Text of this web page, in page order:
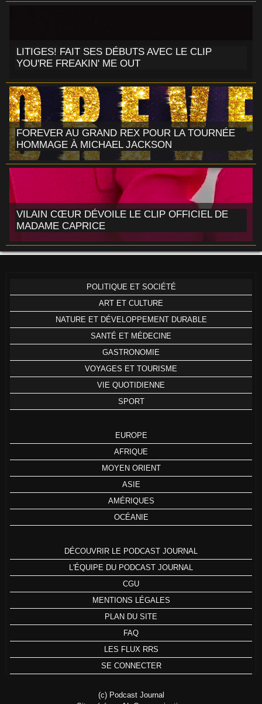
LITIGES! FAIT SES DÉBUTS AVEC LE CLIP
YOU'RE FREAKIN' ME OUT
FOREVER AU GRAND REX POUR LA TOURNÉE
HOMMAGE À MICHAEL JACKSON
VILAIN CŒUR DÉVOILE LE CLIP OFFICIEL DE
MADAME CAPRICE
POLITIQUE ET SOCIÉTÉ
ART ET CULTURE
NATURE ET DÉVELOPPEMENT DURABLE
SANTÉ ET MÉDECINE
GASTRONOMIE
VOYAGES ET TOURISME
VIE QUOTIDIENNE
SPORT
EUROPE
AFRIQUE
MOYEN ORIENT
ASIE
AMÉRIQUES
OCÉANIE
DÉCOUVRIR LE PODCAST JOURNAL
L'ÉQUIPE DU PODCAST JOURNAL
CGU
MENTIONS LÉGALES
PLAN DU SITE
FAQ
LES FLUX RRS
SE CONNECTER
(c) Podcast Journal